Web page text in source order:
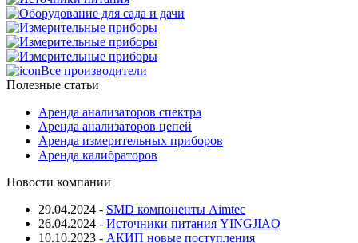
Все производители
Полезные статьи
Аренда анализаторов спектра
Аренда анализаторов цепей
Аренда измерительных приборов
Аренда калибраторов
Новости компании
29.04.2024 - SMD компоненты Aimtec
26.04.2024 - Источники питания YINGJIAO
10.10.2023 - АКИП новые поступления